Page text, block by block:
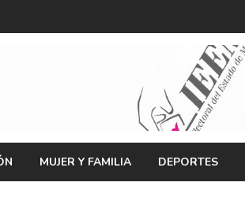
MUJER Y FAMILIA DEPORTES